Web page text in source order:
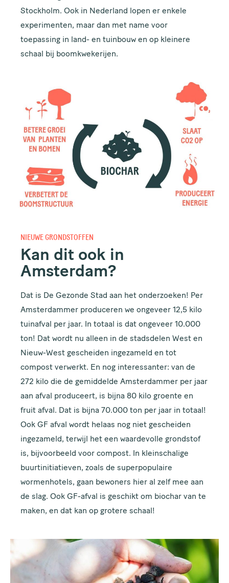
Stockholm. Ook in Nederland lopen er enkele
experimenten, maar dan met name voor
toepassing in land- en tuinbouw en op kleinere
schaal bij boomkwekerijen.
NIEUWE GRONDSTOFFEN
Kan dit ook in
Amsterdam?
Dat is De Gezonde Stad aan het onderzoeken! Per
Amsterdammer produceren we ongeveer 12,5 kilo
tuinafval per jaar. In totaal is dat ongeveer 10.000
ton! Dat wordt nu alleen in de stadsdelen West en
Nieuw-West gescheiden ingezameld en tot
compost verwerkt. En nog interessanter: van de
272 kilo die de gemiddelde Amsterdammer per jaar
aan afval produceert, is bijna 80 kilo groente en
fruit afval. Dat is bijna 70.000 ton per jaar in totaal!
Ook GF afval wordt helaas nog niet gescheiden
ingezameld, terwijl het een waardevolle grondstof
is, bijvoorbeeld voor compost. In kleinschalige
buurtinitiatieven, zoals de superpopulaire
wormenhotels, gaan bewoners hier al zelf mee aan
de slag. Ook GF-afval is geschikt om biochar van te
maken, en dat kan op grotere schaal!